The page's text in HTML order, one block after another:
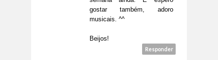
gostar também, adoro
musicais. ^^
Beijos!
Responder